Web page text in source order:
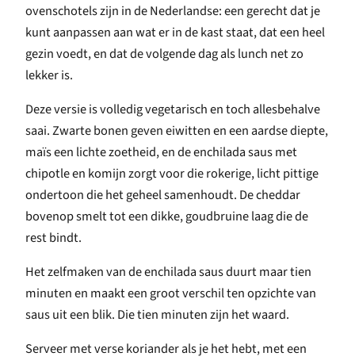
ovenschotels zijn in de Nederlandse: een gerecht dat je
kunt aanpassen aan wat er in de kast staat, dat een heel
gezin voedt, en dat de volgende dag als lunch net zo
lekker is.
Deze versie is volledig vegetarisch en toch allesbehalve
saai. Zwarte bonen geven eiwitten en een aardse diepte,
maïs een lichte zoetheid, en de enchilada saus met
chipotle en komijn zorgt voor die rokerige, licht pittige
ondertoon die het geheel samenhoudt. De cheddar
bovenop smelt tot een dikke, goudbruine laag die de
rest bindt.
Het zelfmaken van de enchilada saus duurt maar tien
minuten en maakt een groot verschil ten opzichte van
saus uit een blik. Die tien minuten zijn het waard.
Serveer met verse koriander als je het hebt, met een